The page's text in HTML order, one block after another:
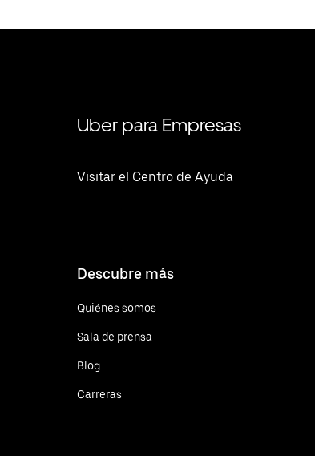
Uber para Empresas
Visitar el Centro de Ayuda
Descubre más
Quiénes somos
Sala de prensa
Blog
Carreras